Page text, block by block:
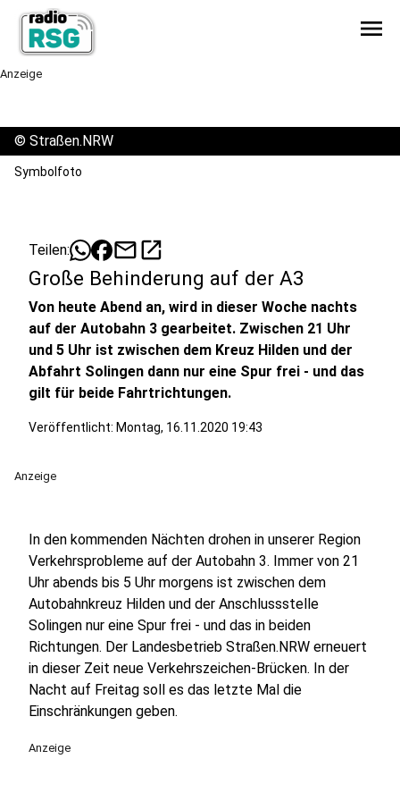
menu
Anzeige
© Straßen.NRW
Symbolfoto
Teilen: mailopen_in_new
Große Behinderung auf der A3
Von heute Abend an, wird in dieser Woche nachts
auf der Autobahn 3 gearbeitet. Zwischen 21 Uhr
und 5 Uhr ist zwischen dem Kreuz Hilden und der
Abfahrt Solingen dann nur eine Spur frei - und das
gilt für beide Fahrtrichtungen.
Veröffentlicht: Montag, 16.11.2020 19:43
Anzeige
In den kommenden Nächten drohen in unserer Region
Verkehrsprobleme auf der Autobahn 3. Immer von 21
Uhr abends bis 5 Uhr morgens ist zwischen dem
Autobahnkreuz Hilden und der Anschlussstelle
Solingen nur eine Spur frei - und das in beiden
Richtungen. Der Landesbetrieb Straßen.NRW erneuert
in dieser Zeit neue Verkehrszeichen-Brücken. In der
Nacht auf Freitag soll es das letzte Mal die
Einschränkungen geben.
Anzeige